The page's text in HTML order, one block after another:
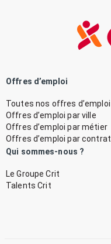
Offres d’emploi
Toutes nos offres d’emploi
Offres d’emploi par ville
Offres d’emploi par métier
Offres d’emploi par contrat
Qui sommes-nous ?
Le Groupe Crit
Talents Crit